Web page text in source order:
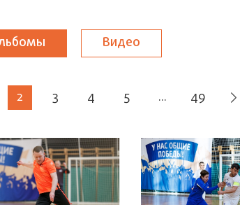
Видео
2 3 4 5 ... 49